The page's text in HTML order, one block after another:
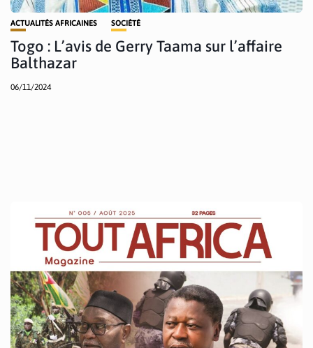
ACTUALITÉS AFRICAINES SOCIÉTÉ
Togo : L’avis de Gerry Taama sur l’affaire
Balthazar
06/11/2024